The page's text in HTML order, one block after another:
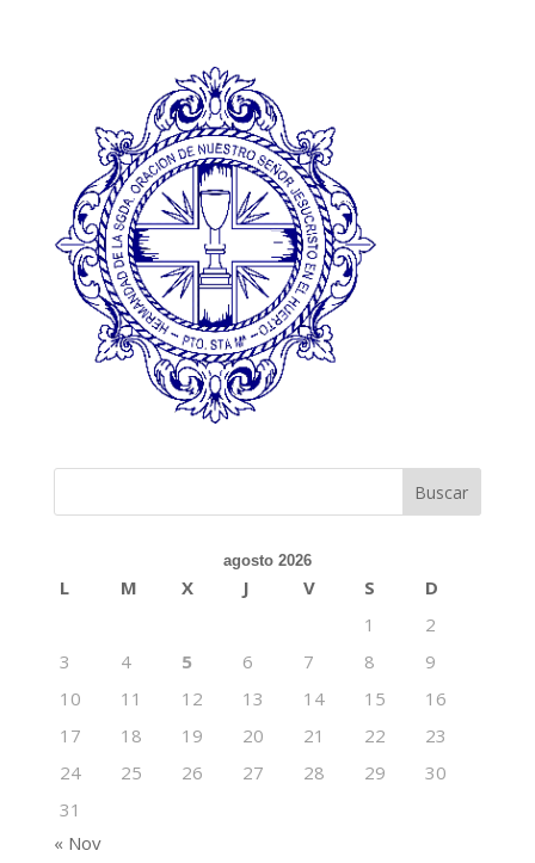
agosto 2026
L M X J V S
D
1
2
3
4 5 6 7 8
9
10
11 12 13 14 15
16
17
18 19 20 21 22
23
24
25 26 27 28 29
30
31
« Nov